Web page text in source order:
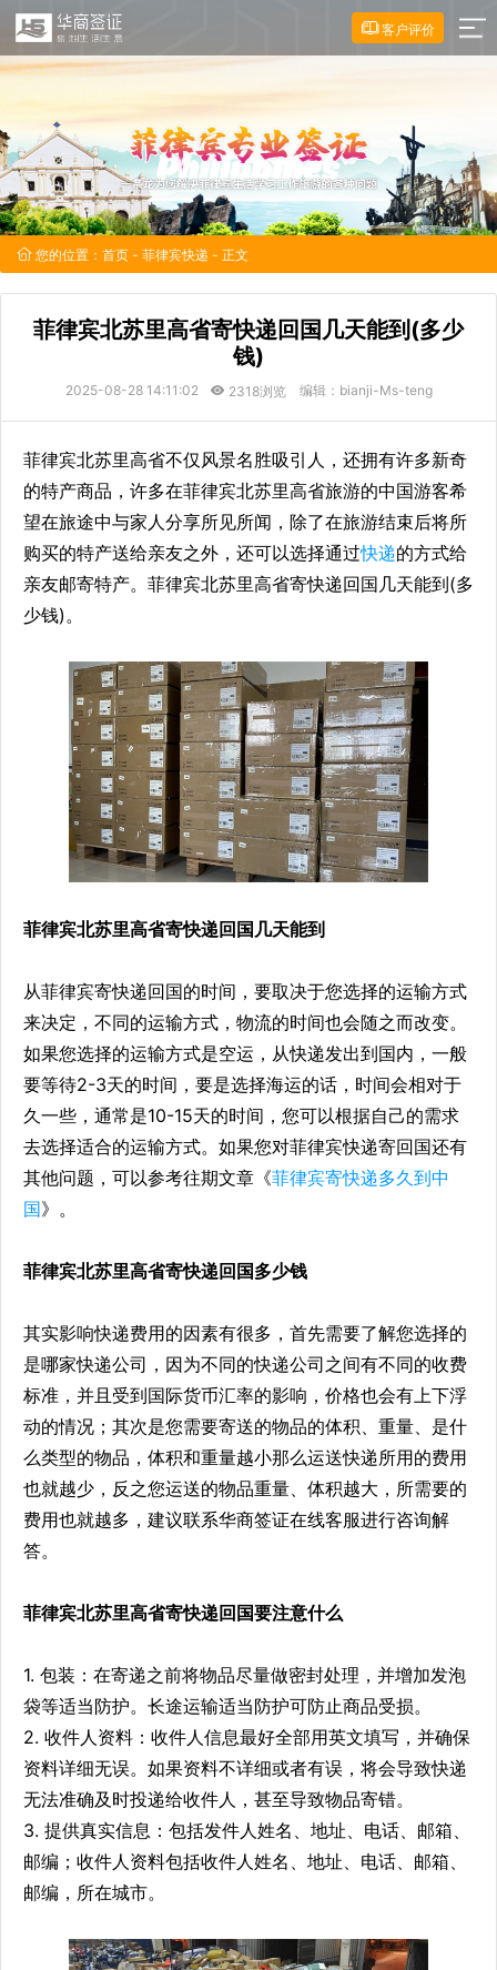
客户评价
您的位置： 首页 - 菲律宾快递 - 正文
菲律宾北苏里高省寄快递回国几天能到(多少
钱)
2025-08-28 14:11:02 2318浏览 编辑：bianji-Ms-teng
菲律宾北苏里高省不仅风景名胜吸引人，还拥有许多新奇
的特产商品，许多在菲律宾北苏里高省旅游的中国游客希
望在旅途中与家人分享所见所闻，除了在旅游结束后将所
购买的特产送给亲友之外，还可以选择通过快递的方式给
亲友邮寄特产。菲律宾北苏里高省寄快递回国几天能到(多
少钱)。
菲律宾北苏里高省寄快递回国几天能到
从菲律宾寄快递回国的时间，要取决于您选择的运输方式
来决定，不同的运输方式，物流的时间也会随之而改变。
如果您选择的运输方式是空运，从快递发出到国内，一般
要等待2-3天的时间，要是选择海运的话，时间会相对于
久一些，通常是10-15天的时间，您可以根据自己的需求
去选择适合的运输方式。如果您对菲律宾快递寄回国还有
其他问题，可以参考往期文章《菲律宾寄快递多久到中
国》。
菲律宾北苏里高省寄快递回国多少钱
其实影响快递费用的因素有很多，首先需要了解您选择的
是哪家快递公司，因为不同的快递公司之间有不同的收费
标准，并且受到国际货币汇率的影响，价格也会有上下浮
动的情况；其次是您需要寄送的物品的体积、重量、是什
么类型的物品，体积和重量越小那么运送快递所用的费用
也就越少，反之您运送的物品重量、体积越大，所需要的
费用也就越多，建议联系华商签证在线客服进行咨询解
答。
菲律宾北苏里高省寄快递回国要注意什么
1. 包装：在寄递之前将物品尽量做密封处理，并增加发泡
袋等适当防护。长途运输适当防护可防止商品受损。
2. 收件人资料：收件人信息最好全部用英文填写，并确保
资料详细无误。如果资料不详细或者有误，将会导致快递
无法准确及时投递给收件人，甚至导致物品寄错。
3. 提供真实信息：包括发件人姓名、地址、电话、邮箱、
邮编；收件人资料包括收件人姓名、地址、电话、邮箱、
邮编，所在城市。